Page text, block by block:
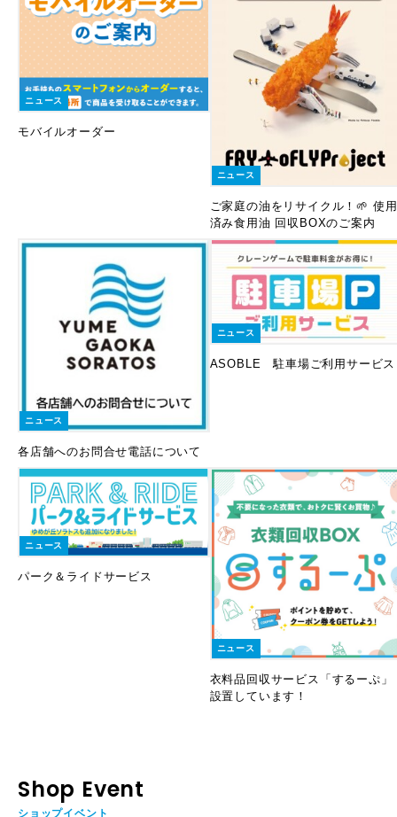
ニュース
モバイルオーダー
ニュース
ご家庭の油をリサイクル！🌱 使用
済み食用油 回収BOXのご案内
ニュース
各店舗へのお問合せ電話について
ニュース
ASOBLE 駐車場ご利用サービス
ニュース
パーク＆ライドサービス
ニュース
衣料品回収サービス「するーぷ」
設置しています！
Shop Event
ショップイベント